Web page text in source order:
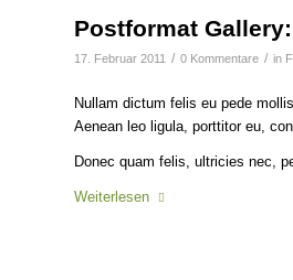
Postformat
17. Februar 2011 / 0 Kommentare / in
Nullam dictum felis eu pede
Aenean leo ligula, porttitor eu,
Donec quam felis, ultricies nec,
Weiterlesen